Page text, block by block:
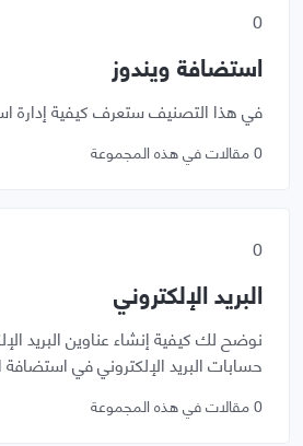
0
استضافة ويندوز
في هذا التصنيف ستعرف كيفية إدارة
0 مقالات في هذه المجموعة
0
البريد الإلكتروني
نوضح لك كيفية إنشاء عناوين البريد
حسابات البريد الإلكتروني في استضافة
0 مقالات في هذه المجموعة